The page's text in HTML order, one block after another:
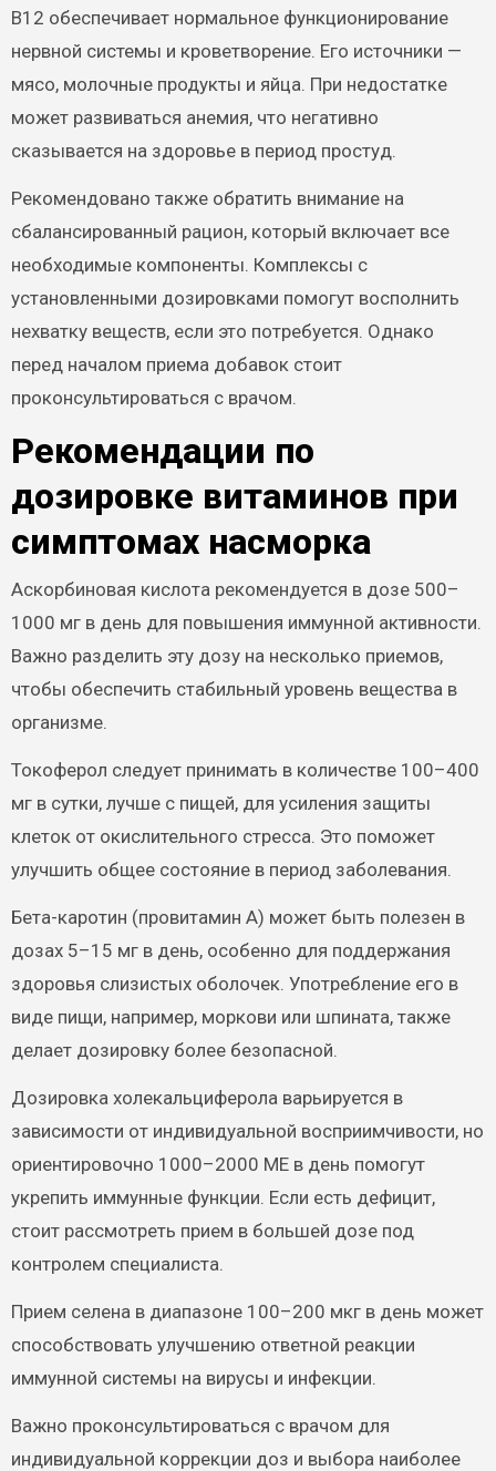
B12 обеспечивает нормальное функционирование
нервной системы и кроветворение. Его источники —
мясо, молочные продукты и яйца. При недостатке
может развиваться анемия, что негативно
сказывается на здоровье в период простуд.
Рекомендовано также обратить внимание на
сбалансированный рацион, который включает все
необходимые компоненты. Комплексы с
установленными дозировками помогут восполнить
нехватку веществ, если это потребуется. Однако
перед началом приема добавок стоит
проконсультироваться с врачом.
Рекомендации по
дозировке витаминов при
симптомах насморка
Аскорбиновая кислота рекомендуется в дозе 500–
1000 мг в день для повышения иммунной активности.
Важно разделить эту дозу на несколько приемов,
чтобы обеспечить стабильный уровень вещества в
организме.
Токоферол следует принимать в количестве 100–400
мг в сутки, лучше с пищей, для усиления защиты
клеток от окислительного стресса. Это поможет
улучшить общее состояние в период заболевания.
Бета-каротин (провитамин А) может быть полезен в
дозах 5–15 мг в день, особенно для поддержания
здоровья слизистых оболочек. Употребление его в
виде пищи, например, моркови или шпината, также
делает дозировку более безопасной.
Дозировка холекальциферола варьируется в
зависимости от индивидуальной восприимчивости, но
ориентировочно 1000–2000 МЕ в день помогут
укрепить иммунные функции. Если есть дефицит,
стоит рассмотреть прием в большей дозе под
контролем специалиста.
Прием селена в диапазоне 100–200 мкг в день может
способствовать улучшению ответной реакции
иммунной системы на вирусы и инфекции.
Важно проконсультироваться с врачом для
индивидуальной коррекции доз и выбора наиболее